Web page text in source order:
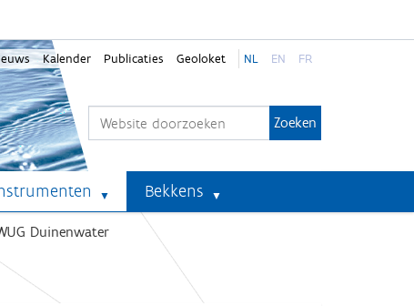
Kalender Publicaties Geoloket NL EN FR
Bekkens
Duinenwater